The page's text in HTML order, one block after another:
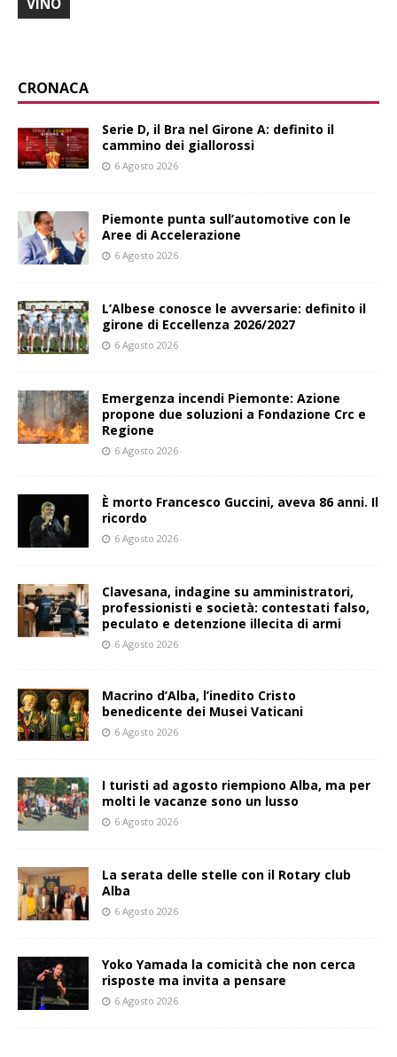
VINO
CRONACA
Serie D, il Bra nel Girone A: definito il
cammino dei giallorossi
6 Agosto 2026
Piemonte punta sull’automotive con le
Aree di Accelerazione
6 Agosto 2026
L’Albese conosce le avversarie: definito il
girone di Eccellenza 2026/2027
6 Agosto 2026
Emergenza incendi Piemonte: Azione
propone due soluzioni a Fondazione Crc e
Regione
6 Agosto 2026
È morto Francesco Guccini, aveva 86 anni. Il
ricordo
6 Agosto 2026
Clavesana, indagine su amministratori,
professionisti e società: contestati falso,
peculato e detenzione illecita di armi
6 Agosto 2026
Macrino d’Alba, l’inedito Cristo
benedicente dei Musei Vaticani
6 Agosto 2026
I turisti ad agosto riempiono Alba, ma per
molti le vacanze sono un lusso
6 Agosto 2026
La serata delle stelle con il Rotary club
Alba
6 Agosto 2026
Yoko Yamada la comicità che non cerca
risposte ma invita a pensare
6 Agosto 2026